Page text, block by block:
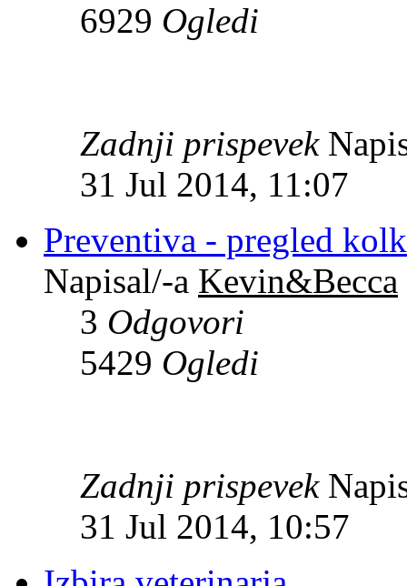
6929 Ogledi
Zadnji prispevek
31 Jul 2014, 11:07
Preventiva - pregled
Napisal/-a Kevin&Becca
3 Odgovori
5429 Ogledi
Zadnji prispevek
31 Jul 2014, 10:57